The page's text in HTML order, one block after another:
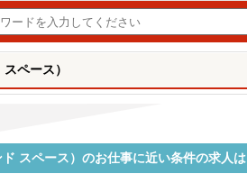
ペース）
スペース）のお仕事に近い条件の求人